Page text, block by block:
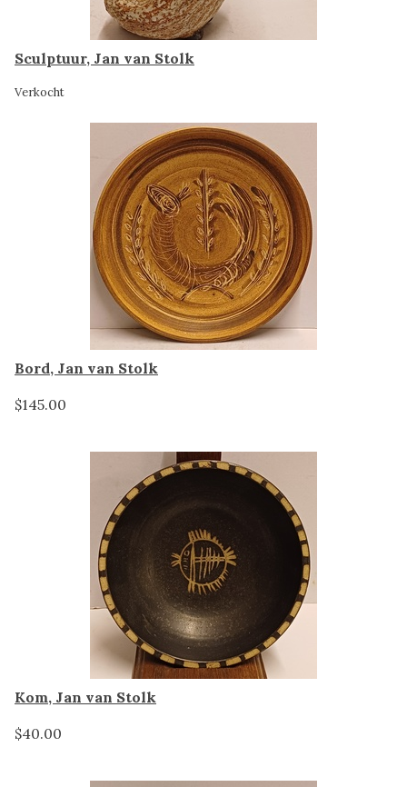
Sculptuur, Jan van Stolk
Verkocht
Bord, Jan van Stolk
$145.00
Kom, Jan van Stolk
$40.00